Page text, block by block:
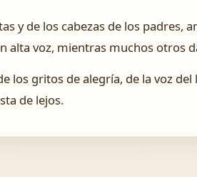
y de los cabezas de los padres,
alta voz, mientras muchos otros
los gritos de alegría, de la voz
de lejos.